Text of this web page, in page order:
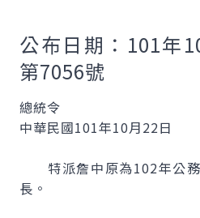
公布日期：101年
第7056號
總統令
中華民國101年10月22日
特派詹中原為102年公務
長。